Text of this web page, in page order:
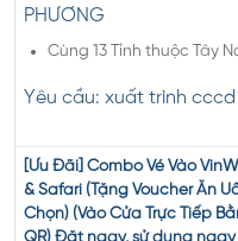
PHƯƠNG
Cùng 13 Tỉnh thuộc Tây
Yêu cầu: xuất trình cccd
[Ưu Đãi] Combo Vé Vào
& Safari (Tặng Voucher Ăn
Chọn) (Vào Cửa Trực Tiếp